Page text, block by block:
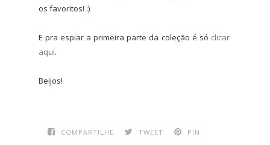
os favoritos! :)
E pra espiar a primeira parte da coleção é só clicar
aqui.
Beijos!
COMPARTILHE TWEET
PIN